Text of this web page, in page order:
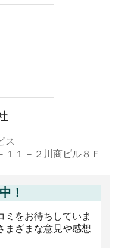
すめ比較！解決できる
向けのCRMシステムの
ットとは？おすすめツ
とは？システムの種
ス
１１－２川商ビル８Ｆ
！
ミをお待ちしていま
まざまな意見や感想